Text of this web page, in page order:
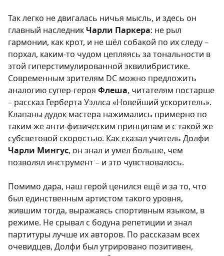
Так легко не двигалась ничья мысль, и здесь он
главный наследникЧарли Паркера: не рыл
гармонии, как крот, и не шёл собакой по их следу –
порхал, каким-то чудом цепляясь за тональности в
этой гиперстимулированной эквилибристике.
Современным зрителям DC можно предложить
аналогию супер-героя Флеша, читателям постарше
– рассказ Герберта Уэллса «Новейший ускоритель».
Клапаны дудок мастера нажимались примерно по
таким же анти-физическим принципам и с такой же
субсветовой скоростью. Как сказал учитель Долфи
Чарли Мингус, он знал и умел больше, чем
позволял инструмент – и это чувствовалось.
Помимо дара, наш герой ценился ещё и за то, что
был единственным артистом такого уровня,
жившим тогда, выражаясь спортивным языком, в
режиме. Не срывал с бодуна репетиции и знал
партитуры лучше их авторов. По рассказам всех
очевидцев, Долфи был утрировано позитивен,